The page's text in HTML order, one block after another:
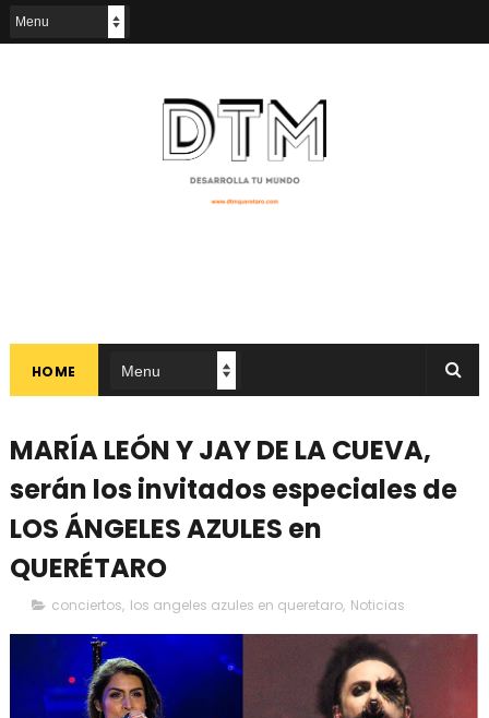
HOME
MARÍA LEÓN Y JAY DE LA CUEVA,
serán los invitados especiales de
LOS ÁNGELES AZULES en
QUERÉTARO
conciertos, los angeles azules en queretaro, Noticias